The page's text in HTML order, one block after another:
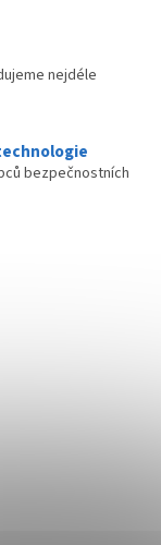
nejdéle
bezpečnostních